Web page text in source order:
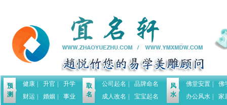
预
测
健康 升官
升学
财运
婚姻 事业
取
名
公司起名
品牌命名
成人改名
宝宝起名
风
水
佛堂安置
佛
办公风水
家